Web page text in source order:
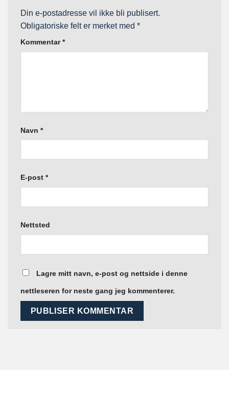
Din e-postadresse vil ikke bli publisert.
Obligatoriske felt er merket med *
Kommentar*
Navn *
E-post *
Nettsted
Lagre mitt navn, e-post og nettside i denne
nettleseren for neste gang jeg kommenterer.